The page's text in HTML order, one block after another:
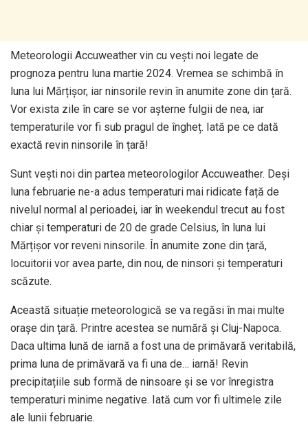
Meteorologii Accuweather vin cu vești noi legate de
prognoza pentru luna martie 2024. Vremea se schimbă în
luna lui Mărțișor, iar ninsorile revin în anumite zone din țară.
Vor exista zile în care se vor așterne fulgii de nea, iar
temperaturile vor fi sub pragul de îngheț. Iată pe ce dată
exactă revin ninsorile în țară!
Sunt vești noi din partea meteorologilor Accuweather. Deși
luna februarie ne-a adus temperaturi mai ridicate față de
nivelul normal al perioadei, iar în weekendul trecut au fost
chiar și temperaturi de 20 de grade Celsius, în luna lui
Mărțișor vor reveni ninsorile. În anumite zone din țară,
locuitorii vor avea parte, din nou, de ninsori și temperaturi
scăzute.
Această situație meteorologică se va regăsi în mai multe
orașe din țară. Printre acestea se numără și Cluj-Napoca.
Daca ultima lună de iarnă a fost una de primăvară veritabilă,
prima luna de primăvară va fi una de… iarnă! Revin
precipitațiile sub formă de ninsoare și se vor înregistra
temperaturi minime negative. Iată cum vor fi ultimele zile
ale lunii februarie.